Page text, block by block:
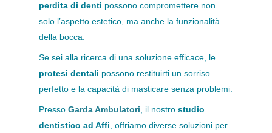
perdita di denti possono compromettere non
solo l’aspetto estetico, ma anche la funzionalità
della bocca.
Se sei alla ricerca di una soluzione efficace, le
protesi dentali possono restituirti un sorriso
perfetto e la capacità di masticare senza problemi.
Presso Garda Ambulatori , il nostro studio
dentistico ad Affi , offriamo diverse soluzioni per